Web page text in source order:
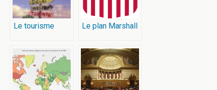
Le tourisme Le plan Marshall